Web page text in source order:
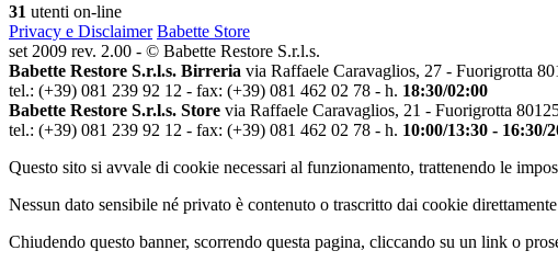
31 utenti on-line
Privacy e Disclaimer Babette Store
set 2009 rev. 2.00 - © Babette Restore S.r.l.s.
Babette Restore S.r.l.s. Birreria via Raffaele Caravaglios, 27 - Fuorigrotta
tel.: (+39) 081 239 92 12 - fax: (+39) 081 462 02 78 - h. 18:30/02:00
Babette Restore S.r.l.s. Store via Raffaele Caravaglios, 21 - Fuorigrotta
tel.: (+39) 081 239 92 12 - fax: (+39) 081 462 02 78 - h. 10:00/13:30 - 16:30/
Questo sito si avvale di cookie necessari al funzionamento, trattenendo le
Nessun dato sensibile né privato è contenuto o trascritto dai cookie
Chiudendo questo banner, scorrendo questa pagina, cliccando su un link o